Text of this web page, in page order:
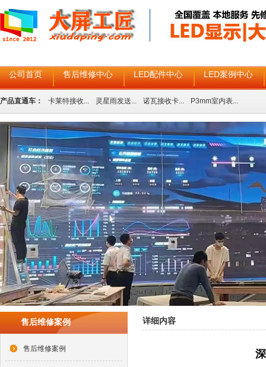
公司首页 售后维修中心 LED配件中心 LED案例中心
产品直通车： 卡莱特接收... 灵星雨发送... 诺瓦接收卡... P3mm室内表...
售后维修案例
售后维修案例
详细内容